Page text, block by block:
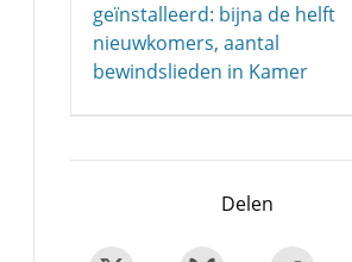
geïnstalleerd: bijna de helft
nieuwkomers, aantal
bewindslieden in Kamer
Delen